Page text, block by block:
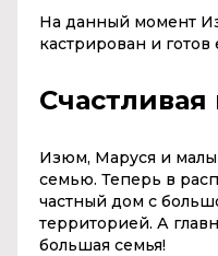
На данный момент
кастрирован и готов
Счастливая
Изюм, Маруся и
семью. Теперь в
частный дом с
территорией. А
большая семья!